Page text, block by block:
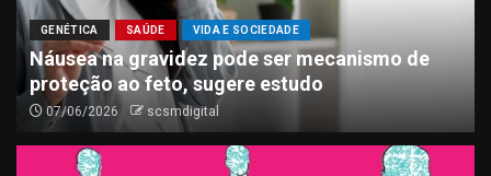
GENÉTICA SAÚDE VIDA E SOCIEDADE
Náusea na gravidez pode ser mecanismo de
proteção ao feto, sugere estudo
07/06/2026 scsmdigital